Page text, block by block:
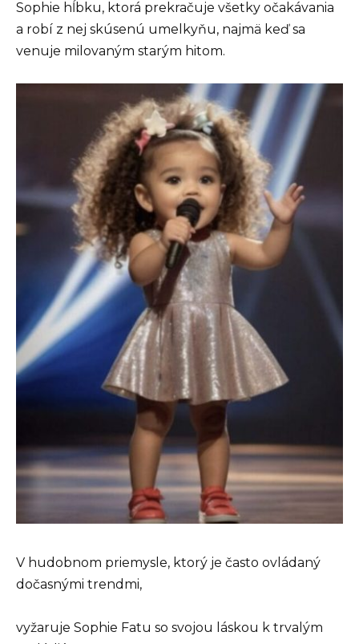
Sophie hĺbku, ktorá prekračuje všetky očakávania
a robí z nej skúsenú umelkyňu, najmä keď sa
venuje milovaným starým hitom.
V hudobnom priemysle, ktorý je často ovládaný
dočasnými trendmi,
vyžaruje Sophie Fatu so svojou láskou k trvalým